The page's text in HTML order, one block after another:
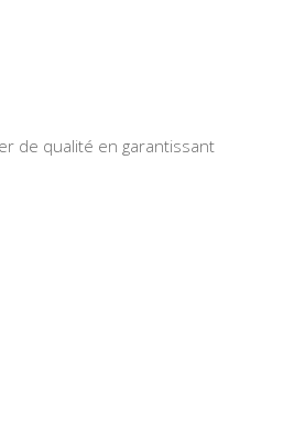
de qualité en garantissant